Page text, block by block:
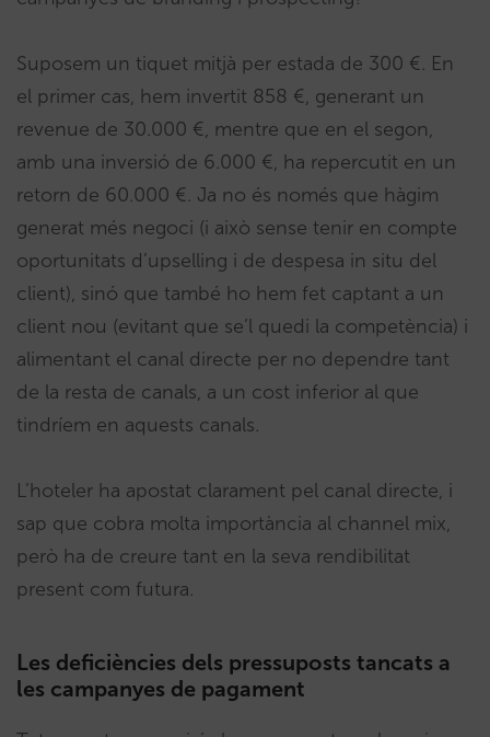
Suposem un tiquet mitjà per estada de 300 €. En
el primer cas, hem invertit 858 €, generant un
revenue de 30.000 €, mentre que en el segon,
amb una inversió de 6.000 €, ha repercutit en un
retorn de 60.000 €. Ja no és només que hàgim
generat més negoci (i això sense tenir en compte
oportunitats d’upselling i de despesa in situ del
client), sinó que també ho hem fet captant a un
client nou (evitant que se’l quedi la competència) i
alimentant el canal directe per no dependre tant
de la resta de canals, a un cost inferior al que
tindríem en aquests canals.
L’hoteler ha apostat clarament pel canal directe, i
sap que cobra molta importància al channel mix,
però ha de creure tant en la seva rendibilitat
present com futura.
Les deficiències dels pressuposts tancats a
les campanyes de pagament